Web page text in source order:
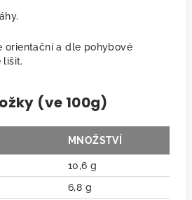
orientační a dle pohybové
lišit.
(ve 100g)
MNOŽSTVÍ
10,6 g
6,8 g